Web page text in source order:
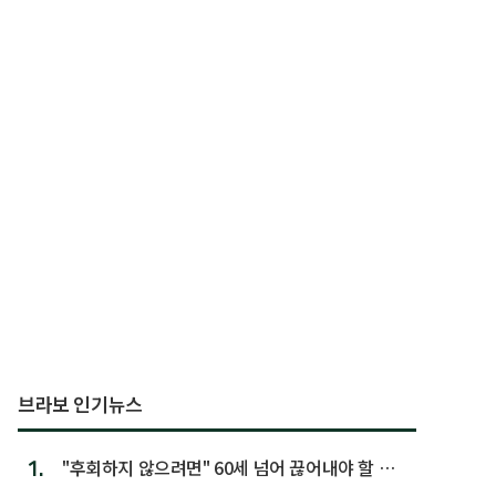
브라보 인기뉴스
1.
"후회하지 않으려면" 60세 넘어 끊어내야 할 사